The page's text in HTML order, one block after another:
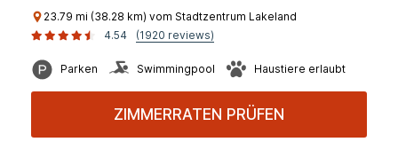
23.79 mi (38.28 km) vom Stadtzentrum Lakeland
4.54
(1920 reviews)
Parken Swimmingpool Haustiere erlaubt
ZIMMERRATEN PRÜFEN